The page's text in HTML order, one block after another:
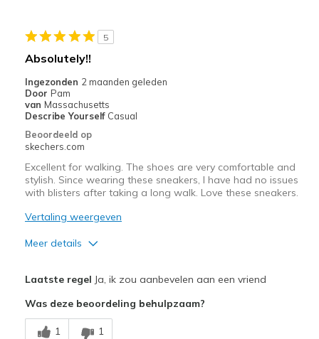
Minpunten
NONE!!
Beste toepassingen
Casual Wear
Travel
View On Shoes
5
Absolutely!!
Ingezonden 2 maanden geleden
Door Pam
van Massachusetts
Describe Yourself Casual
Beoordeeld op
skechers.com
Excellent for walking. The shoes are very comfortable and
stylish. Since wearing these sneakers, I have had no issues
with blisters after taking a long walk. Love these sneakers.
Vertaling weergeven
Meer details
Breathe Well
Laatste regel Ja, ik zou aanbevelen aan een vriend
Was deze beoordeling behulpzaam?
1 1